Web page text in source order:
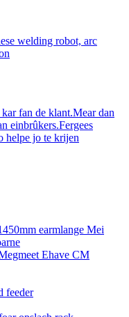
fan de klant.Mear dan
einbrûkers.Fergees
helpe jo te krijen
earmlange Mei
Ehave CM
feeder